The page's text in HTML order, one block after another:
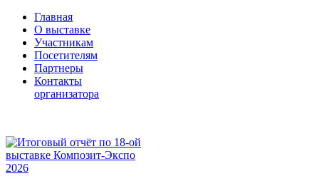
Главная
О выставке
Участникам
Посетителям
Партнеры
Контакты
организатора